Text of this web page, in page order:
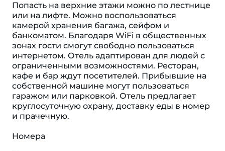
Попасть на верхние этажи можно по лестнице
или на лифте. Можно воспользоваться
камерой хранения багажа, сейфом и
банкоматом. Благодаря WiFi в общественных
зонах гости смогут свободно пользоваться
интернетом. Отель адаптирован для людей с
ограниченными возможностями. Ресторан,
кафе и бар ждут посетителей. Прибывшие на
собственной машине могут пользоваться
гаражом или парковкой. Отель предлагает
круглосуточную охрану, доставку еды в номер
и прачечную.
Номера